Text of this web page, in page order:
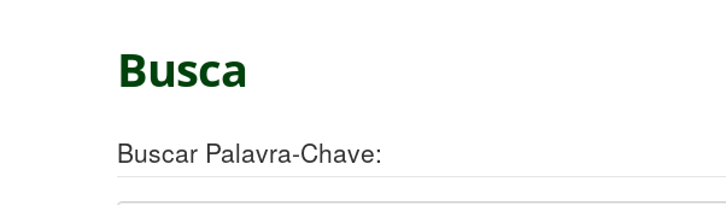
Busca
Buscar Palavra-Chave: